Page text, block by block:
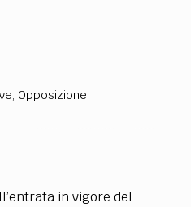
, Opposizione
in vigore del